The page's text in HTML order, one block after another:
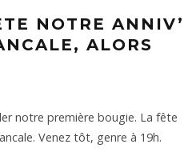
NOTRE ANNIV’
ALORS
notre première bougie. La fête
Venez tôt, genre à 19h.